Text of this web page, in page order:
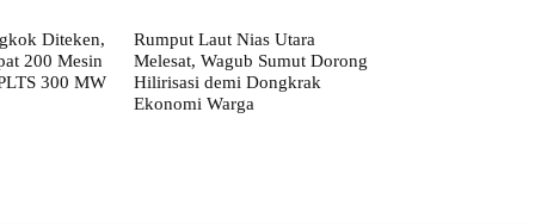
Diteken,
200 Mesin
300 MW
Rumput Laut Nias Utara
Melesat, Wagub Sumut Dorong
Hilirisasi demi Dongkrak
Ekonomi Warga